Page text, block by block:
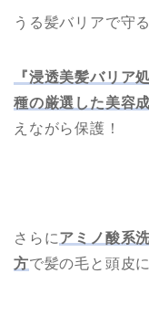
うる髪バリアで守
『浸透美髪バリア
種の厳選した美容
えながら保護！
さらにアミノ酸系
方で髪の毛と頭皮